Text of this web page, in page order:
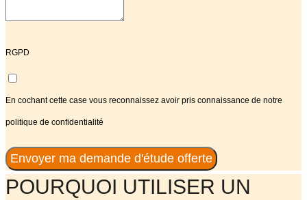
RGPD
En cochant cette case vous reconnaissez avoir pris connaissance de notre
politique de confidentialité
Envoyer ma demande d'étude offerte
POURQUOI UTILISER UN